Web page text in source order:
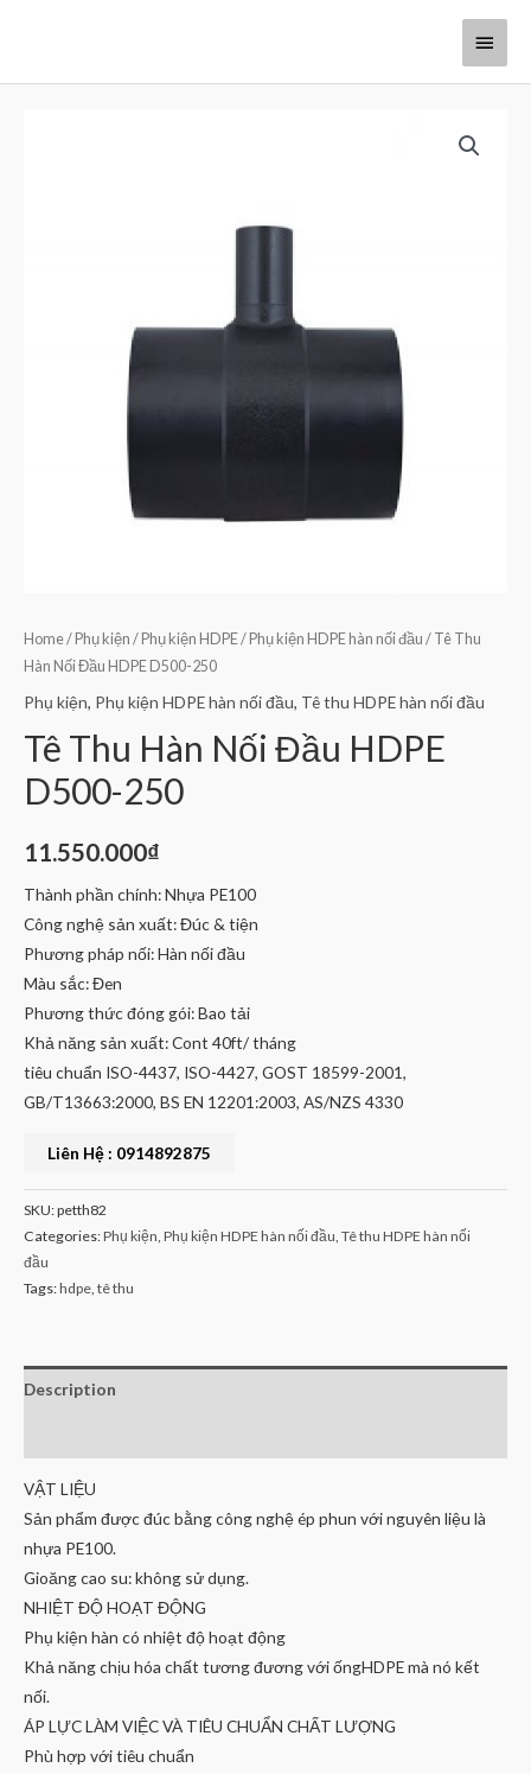
Home/ Phụ kiện / Phụ kiện HDPE/ Phụ kiện HDPE hàn nối đầu / Tê Thu
Hàn Nối Đầu HDPE D500-250
Phụ kiện, Phụ kiện HDPE hàn nối đầu, Tê thu HDPE hàn nối đầu
Tê Thu Hàn Nối Đầu HDPE
D500-250
11.550.000₫
Thành phần chính: Nhựa PE100
Công nghệ sản xuất: Đúc & tiện
Phương pháp nối: Hàn nối đầu
Màu sắc: Đen
Phương thức đóng gói: Bao tải
Khả năng sản xuất: Cont 40ft/ tháng
tiêu chuẩn ISO-4437, ISO-4427, GOST 18599-2001,
GB/T13663:2000, BS EN 12201:2003, AS/NZS 4330
Liên Hệ : 0914892875
SKU:petth82
Categories:Phụ kiện Phụ kiện HDPE hàn nối đầu Tê thu HDPE hàn nối
đầu
Tags:hdpe tê thu
Description
VẬT LIỆU
Sản phẩm được đúc bằng công nghệ ép phun với nguyên liệu là
nhựa PE100.
Gioăng cao su: không sử dụng.
NHIỆT ĐỘ HOẠT ĐỘNG
Phụ kiện hàn có nhiệt độ hoạt động
Khả năng chịu hóa chất tương đương với ốngHDPE mà nó kết
nối.
ÁP LỰC LÀM VIỆC VÀ TIÊU CHUẨN CHẤT LƯỢNG
Phù hợp với tiêu chuẩn